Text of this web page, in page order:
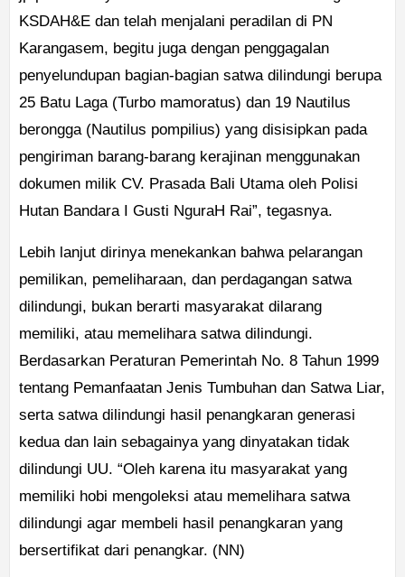
KSDAH&E dan telah menjalani peradilan di PN
Karangasem, begitu juga dengan penggagalan
penyelundupan bagian-bagian satwa dilindungi berupa
25 Batu Laga (Turbo mamoratus) dan 19 Nautilus
berongga (Nautilus pompilius) yang disisipkan pada
pengiriman barang-barang kerajinan menggunakan
dokumen milik CV. Prasada Bali Utama oleh Polisi
Hutan Bandara I Gusti NguraH Rai”, tegasnya.
Lebih lanjut dirinya menekankan bahwa pelarangan
pemilikan, pemeliharaan, dan perdagangan satwa
dilindungi, bukan berarti masyarakat dilarang
memiliki, atau memelihara satwa dilindungi.
Berdasarkan Peraturan Pemerintah No. 8 Tahun 1999
tentang Pemanfaatan Jenis Tumbuhan dan Satwa Liar,
serta satwa dilindungi hasil penangkaran generasi
kedua dan lain sebagainya yang dinyatakan tidak
dilindungi UU. “Oleh karena itu masyarakat yang
memiliki hobi mengoleksi atau memelihara satwa
dilindungi agar membeli hasil penangkaran yang
bersertifikat dari penangkar. (NN)